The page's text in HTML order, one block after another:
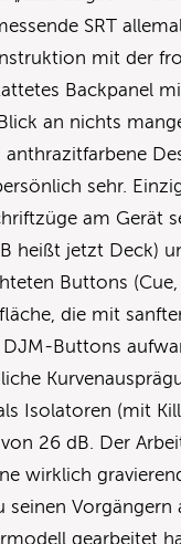
SRT
mit der
Backpanel
an nichts
anthrazitfarbene
sehr.
am Gerät
heißt jetzt Deck)
Buttons
die mit
DJM-Buttons
Isolatoren (mit
26 dB. Der
wirklich
seinen
gearbeitet